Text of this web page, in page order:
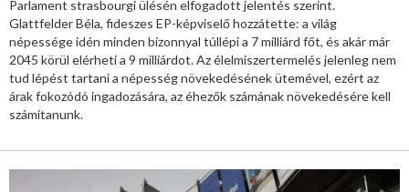
Parlament strasbourgi ülésén elfogadott jelentés szerint.
Glattfelder Béla, fideszes EP-képviselő hozzátette: a világ
népessége idén minden bizonnyal túllépi a 7 milliárd főt, és akár már
2045 körül elérheti a 9 milliárdot. Az élelmiszertermelés jelenleg nem
tud lépést tartani a népesség növekedésének ütemével, ezért az
árak fokozódó ingadozására, az éhezők számának növekedésére kell
számítanunk.